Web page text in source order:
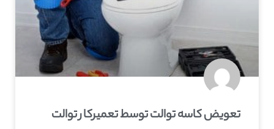
تعویض کاسه توالت توسط تعمیرکار توالت